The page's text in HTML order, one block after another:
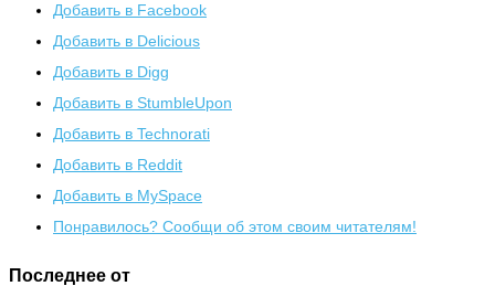
Добавить в Facebook
Добавить в Delicious
Добавить в Digg
Добавить в StumbleUpon
Добавить в Technorati
Добавить в Reddit
Добавить в MySpace
Понравилось? Сообщи об этом своим читателям!
Последнее от